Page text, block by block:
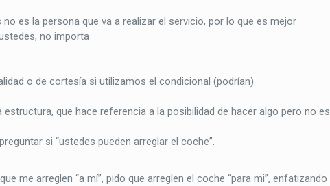
es la persona que va a realizar el servicio, por lo que es mejor
no importa
o de cortesía si utilizamos el condicional (podrían).
que hace referencia a la posibilidad de hacer algo pero no es
si “ustedes pueden arreglar el coche”.
me arreglen “a mí”, pido que arreglen el coche “para mi”, enfatizando